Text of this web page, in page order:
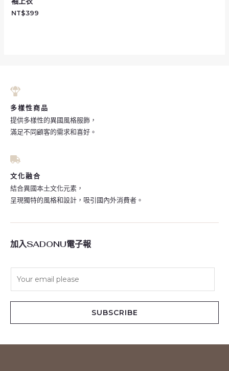
NT$399
多樣性商品
提供多樣性的異國風格服飾，
滿足不同顧客的需求和喜好。
文化融合
結合異國本土文化元素，
呈現獨特的風格和設計，吸引國內外消費者。
加入SADONU電子報
SUBSCRIBE